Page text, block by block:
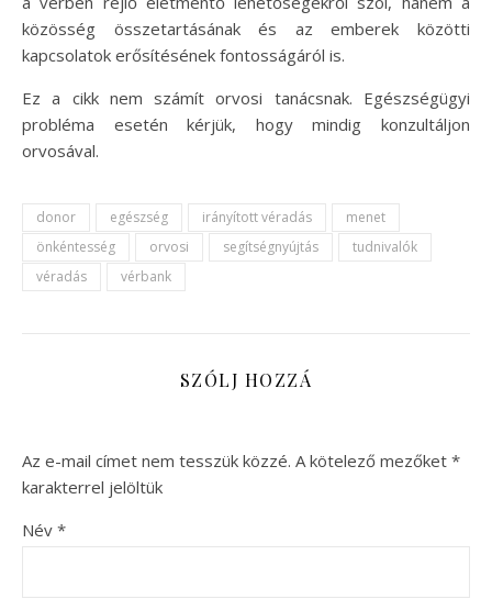
közösség összetartásának és az emberek közötti
kapcsolatok erősítésének fontosságáról is.
Ez a cikk nem számít orvosi tanácsnak. Egészségügyi
probléma esetén kérjük, hogy mindig konzultáljon
orvosával.
donor egészség irányított véradás
menet
önkéntesség
orvosi segítségnyújtás
tudnivalók
véradás
vérbank
SZÓLJ HOZZÁ
Az e-mail címet nem tesszük közzé. A kötelező mezőket *
karakterrel jelöltük
Név *